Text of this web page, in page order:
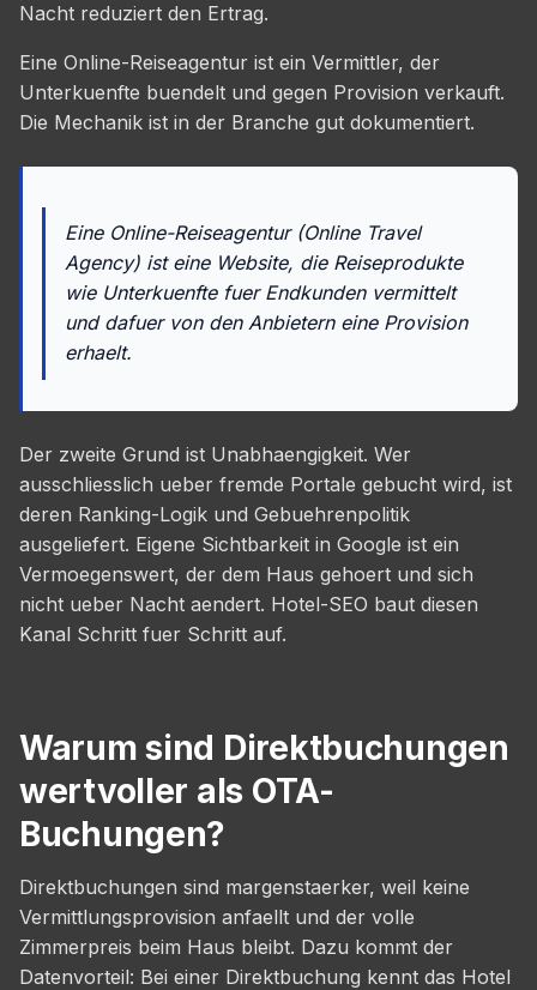
Nacht reduziert den Ertrag.
Eine Online-Reiseagentur ist ein Vermittler, der
Unterkuenfte buendelt und gegen Provision verkauft.
Die Mechanik ist in der Branche gut dokumentiert.
Eine Online-Reiseagentur (Online Travel
Agency) ist eine Website, die Reiseprodukte
wie Unterkuenfte fuer Endkunden vermittelt
und dafuer von den Anbietern eine Provision
erhaelt.
Der zweite Grund ist Unabhaengigkeit. Wer
ausschliesslich ueber fremde Portale gebucht wird, ist
deren Ranking-Logik und Gebuehrenpolitik
ausgeliefert. Eigene Sichtbarkeit in Google ist ein
Vermoegenswert, der dem Haus gehoert und sich
nicht ueber Nacht aendert. Hotel-SEO baut diesen
Kanal Schritt fuer Schritt auf.
Warum sind Direktbuchungen
wertvoller als OTA-
Buchungen?
Direktbuchungen sind margenstaerker, weil keine
Vermittlungsprovision anfaellt und der volle
Zimmerpreis beim Haus bleibt. Dazu kommt der
Datenvorteil: Bei einer Direktbuchung kennt das Hotel